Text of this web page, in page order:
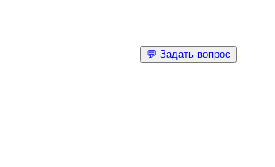
💬 Задать вопрос